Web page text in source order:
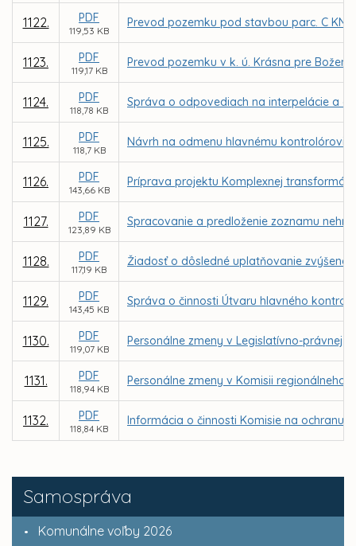
Samospráva
Komunálne voľby 2026
1122. PDF
119,53 KB
Prevod pozemku pod stavbou parc. C KN
1123. PDF
119,17 KB
Prevod pozemku v k. ú. Krásna pre
1124. PDF
118,78 KB
Správa o odpovediach na interpelácie a
1125. PDF
118,7 KB
Návrh na odmenu hlavnému kontrolórovi
1126. PDF
143,66 KB
Príprava projektu Komplexnej
1127. PDF
123,89 KB
Spracovanie a predloženie zoznamu
1128. PDF
117,19 KB
Žiadosť o dôsledné uplatňovanie
1129. PDF
143,45 KB
Správa o činnosti Útvaru hlavného
1130. PDF
119,07 KB
Personálne zmeny v Legislatívno-právnej
1131. PDF
118,94 KB
Personálne zmeny v Komisii regionálneho
1132. PDF
118,84 KB
Informácia o činnosti Komisie na ochranu